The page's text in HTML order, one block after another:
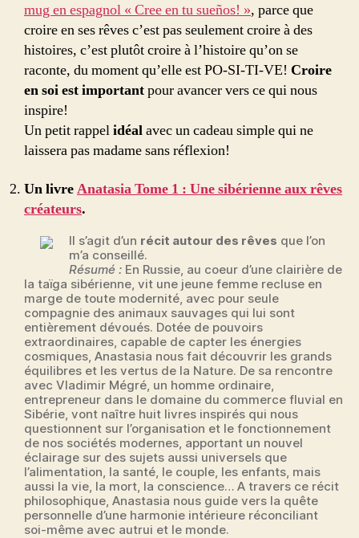
mug en espagnol « Cree en tu sueños! », parce que
croire en ses rêves c’est pas seulement croire à des
histoires, c’est plutôt croire à l’histoire qu’on se
raconte, du moment qu’elle est PO-SI-TI-VE! Croire
en soi est importantpour avancer vers ce qui nous
inspire!
Un petit rappelidéalavec un cadeau simple qui ne
laissera pas madame sans réflexion!
Un livreAnatasia Tome 1 : Une sibérienne aux rêves
créateurs.
Il s’agit d’un récit autour des rêves que l’on
m’a conseillé.
Résumé : En Russie, au coeur d’une clairière de
la taïga sibérienne, vit une jeune femme recluse en
marge de toute modernité, avec pour seule
compagnie des animaux sauvages qui lui sont
entièrement dévoués. Dotée de pouvoirs
extraordinaires, capable de capter les énergies
cosmiques, Anastasia nous fait découvrir les grands
équilibres et les vertus de la Nature. De sa rencontre
avec Vladimir Mégré, un homme ordinaire,
entrepreneur dans le domaine du commerce fluvial en
Sibérie, vont naître huit livres inspirés qui nous
questionnent sur l’organisation et le fonctionnement
de nos sociétés modernes, apportant un nouvel
éclairage sur des sujets aussi universels que
l’alimentation, la santé, le couple, les enfants, mais
aussi la vie, la mort, la conscience… A travers ce récit
philosophique, Anastasia nous guide vers la quête
personnelle d’une harmonie intérieure réconciliant
soi-même avec autrui et le monde.